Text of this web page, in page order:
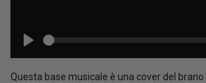
Seek
Questa base musicale è una cover del brano